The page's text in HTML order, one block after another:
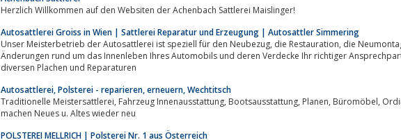
Herzlich Willkommen auf den Websiten der Achenbach Sattlerei Maislinger!
Autosattlerei Groiss in Wien | Sattlerei Reparatur und Erzeugung | Autosattler Simmering
Unser Meisterbetrieb der Autosattlerei ist speziell für den Neubezug, die Restauration, die Neumontage, Reparaturen sowie
Änderungen rund um das Innenleben Ihres Automobils und deren Verdecke Ihr richtiger
diversen Plachen und Reparaturen
Autosattlerei, Polsterei - reparieren, erneuern, Wechtitsch
Traditionelle Meistersattlerei, Fahrzeug Innenausstattung, Bootsausstattung, Planen, Büromöbel, Ordinationsausstattung, wir
machen Neues u. Altes wieder neu
POLSTEREI MELLRICH | Polsterei Nr. 1 aus Österreich